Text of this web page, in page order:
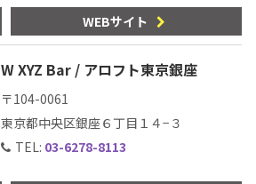
WEBサイト
W XYZ Bar / アロフト東京銀座
〒104-0061
東京都中央区銀座６丁目１４−３
TEL: 03-6278-8113